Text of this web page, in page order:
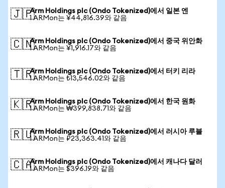
🇯🇵Arm Holdings plc (Ondo Tokenized)에서 일본 엔
1 ARMon는 ¥44,816.39와 같음
🇨🇳Arm Holdings plc (Ondo Tokenized)에서 중국 위안화
1 ARMon는 ¥1,916.17와 같음
🇹🇷Arm Holdings plc (Ondo Tokenized)에서 터키 리라
1 ARMon는 ₺13,546.02와 같음
🇰🇷Arm Holdings plc (Ondo Tokenized)에서 한국 원화
1 ARMon는 ₩399,838.71와 같음
🇷🇺Arm Holdings plc (Ondo Tokenized)에서 러시아 루블
1 ARMon는 ₽23,363.41와 같음
🇨🇦Arm Holdings plc (Ondo Tokenized)에서 캐나다 달러
1 ARMon는 $396.19와 같음